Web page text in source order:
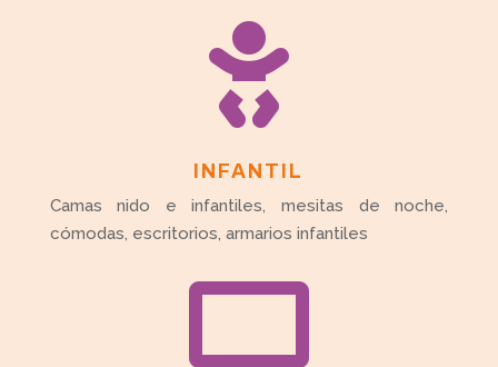

INFANTIL
Camas nido e infantiles, mesitas de noche,
cómodas, escritorios, armarios infantiles
